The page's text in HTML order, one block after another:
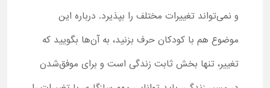
و نمی‌تواند تغییرات مختلف را بپذیرد. درباره این
موضوع هم با کودکان حرف بزنید، به آن‌ها بگویید که
تغییر، تنها بخش ثابت زندگی است و برای موفق‌شدن